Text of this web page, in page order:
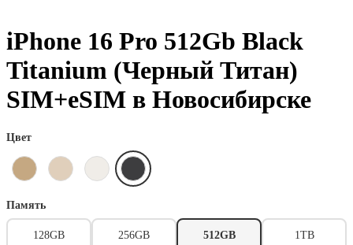
iPhone 16 Pro 512Gb Black
Titanium (Черный Титан)
SIM+eSIM в Новосибирске
Цвет
Память
128GB 256GB 512GB 1TB